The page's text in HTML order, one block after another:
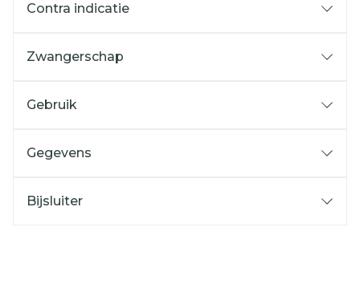
Contra indicatie
Zwangerschap
Gebruik
Gegevens
Bijsluiter